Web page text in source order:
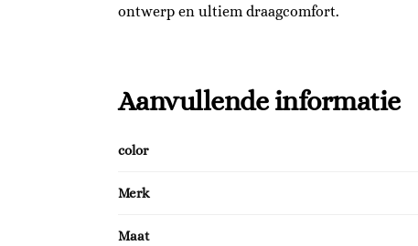
ontwerp en ultiem draagcomfort.
Aanvullende informatie
color
Merk
Maat